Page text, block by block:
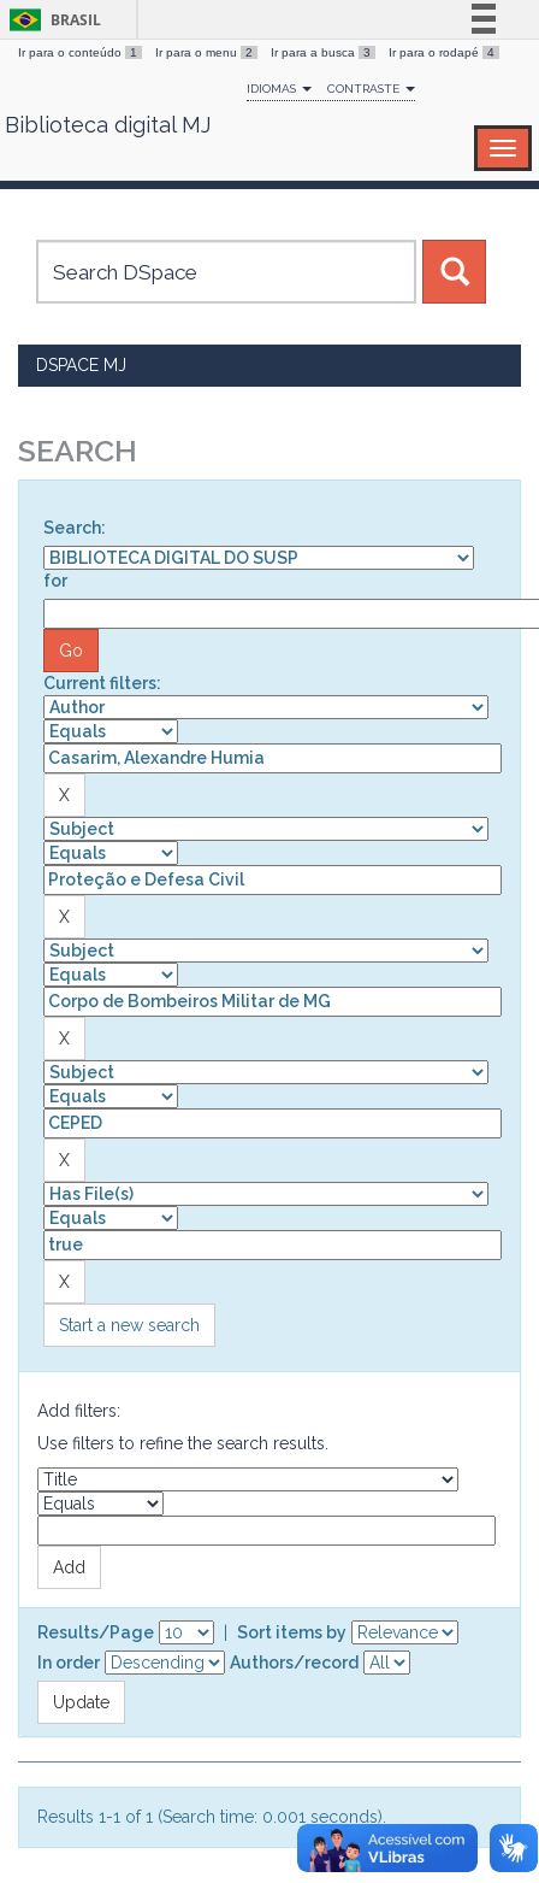
Skip
BRASIL
Simplifique!
Comunica BR
Canais
Ir para o conteúdo 1 Ir para o menu 2 Ir para a busca 3 Ir para o rodapé 4
IDIOMAS CONTRASTE
Biblioteca digital MJ
DSPACE MJ
SEARCH
Search:
for
Current filters:
Start a new search
Add filters:
Use filters to refine the search results.
Results/Page
Sort items by
In order
Authors/record
Results 1-1 of 1 (Search time: 0.001 seconds).